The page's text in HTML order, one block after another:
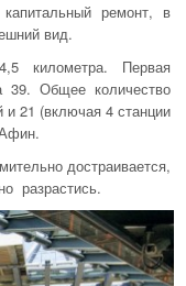
ремонт, в
вид.
километра. Первая
39. Общее количество
и 21 (включая 4 станции
достраивается,
разрастись.